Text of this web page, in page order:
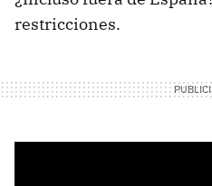
restricciones.